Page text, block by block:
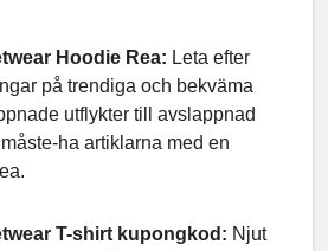
Hoodie Rea: Leta efter
på trendiga och bekväma
utflykter till avslappnad
ha artiklarna med en
T-shirt kupongkod: Njut